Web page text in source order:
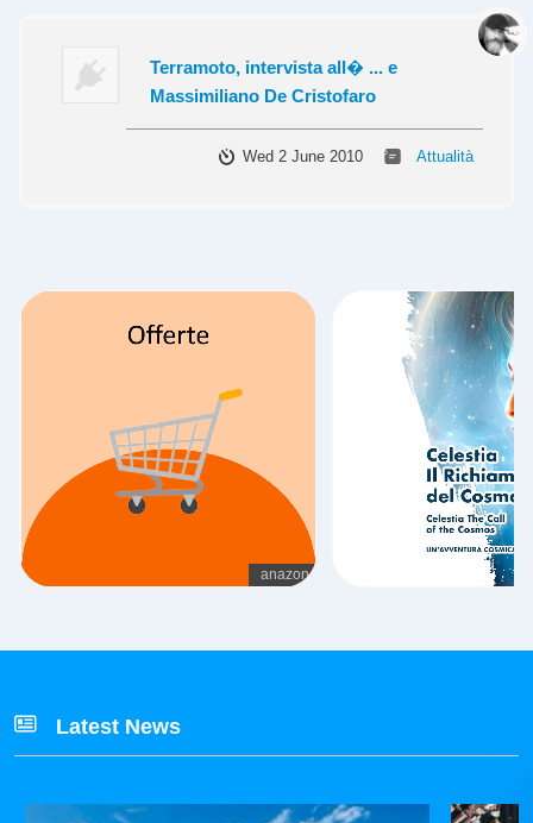
Terramoto, intervista all� ... e
Massimiliano De Cristofaro
Wed 2 June 2010 Attualità
Latest News